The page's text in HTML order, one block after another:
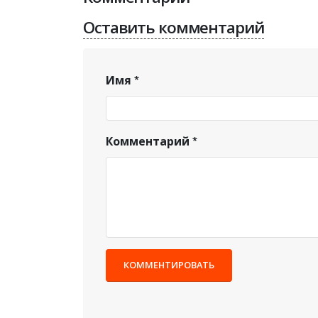
Оставить комментарий
Имя
Комментарий
КОММЕНТИРОВАТЬ